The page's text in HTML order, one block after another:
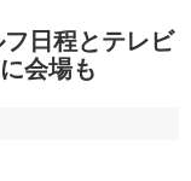
日程とテレビ
会場も